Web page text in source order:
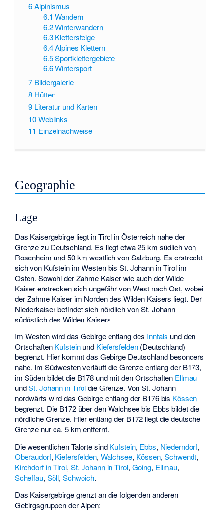
6Alpinismus
6.1 Wandern
6.2 Winterwandern
6.3 Klettersteige
6.4 Alpines Klettern
6.5 Sportklettergebiete
6.6 Wintersport
7 Bildergalerie
8 Hütten
9 Literatur und Karten
10Weblinks
11 Einzelnachweise
Geographie
Lage
Das Kaisergebirge liegt in Tirol in Österreich nahe der
Grenze zu Deutschland. Es liegt etwa 25 km südlich von
Rosenheim und 50 km westlich von Salzburg. Es erstreckt
sich von Kufstein im Westen bis St. Johann in Tirol im
Osten. Sowohl der Zahme Kaiser wie auch der Wilde
Kaiser erstrecken sich ungefähr von West nach Ost, wobei
der Zahme Kaiser im Norden des Wilden Kaisers liegt. Der
Niederkaiser befindet sich nördlich von St. Johann
südöstlich des Wilden Kaisers.
Im Westen wird das Gebirge entlang des Inntals und den
Ortschaften Kufstein und Kiefersfelden (Deutschland)
begrenzt. Hier kommt das Gebirge Deutschland besonders
nahe. Im Südwesten verläuft die Grenze entlang der B173,
im Süden bildet die B178 und mit den Ortschaften Ellmau
undSt. Johann in Tiroldie Grenze. Von St. Johann
nordwärts wird das Gebirge entlang der B176 bis Kössen
begrenzt. Die B172 über den Walchsee bis Ebbs bildet die
nördliche Grenze. Hier entlang der B172 liegt die deutsche
Grenze nur ca. 5 km entfernt.
Die wesentlichen Talorte sind Kufstein, Ebbs, Niederndorf,
Oberaudorf, Kiefersfelden,Walchsee, Kössen,Schwendt,
Kirchdorf in Tirol,St. Johann in Tirol,Going, Ellmau,
Scheffau,Söll,Schwoich.
Das Kaisergebirge grenzt an die folgenden anderen
Gebirgsgruppen der Alpen: